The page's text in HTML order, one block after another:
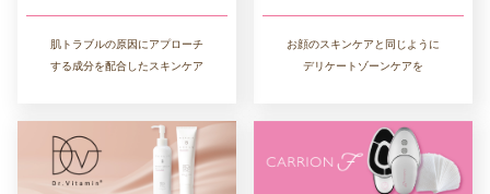
肌トラブルの原因にアプローチ
する成分を配合したスキンケア
お顔のスキンケアと同じように
デリケートゾーンケアを